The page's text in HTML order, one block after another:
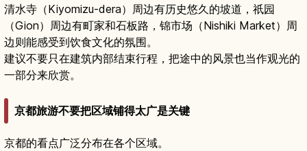
清水寺（Kiyomizu-dera）周边有历史悠久的坡道，祇园
（Gion）周边有町家和石板路，锦市场（Nishiki Market）周
边则能感受到饮食文化的氛围。
建议不要只在建筑内部结束行程，把途中的风景也当作观光的
一部分来欣赏。
京都旅游不要把区域铺得太广是关键
京都的看点广泛分布在各个区域。